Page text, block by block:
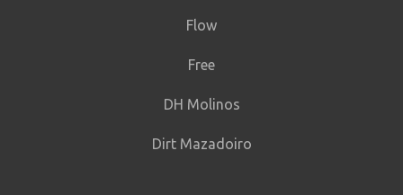
Flow
Free
DH Molinos
Dirt Mazadoiro